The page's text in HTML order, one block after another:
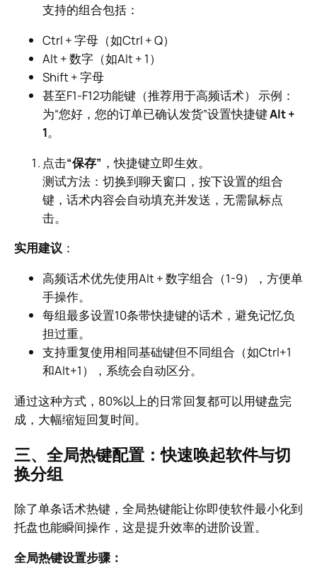
支持的组合包括：
Ctrl + 字母（如Ctrl + Q）
Alt + 数字（如Alt + 1）
Shift + 字母
甚至F1-F12功能键（推荐用于高频话术） 示例：
为“您好，您的订单已确认发货”设置快捷键Alt +
1。
点击“保存” ，快捷键立即生效。
测试方法：切换到聊天窗口，按下设置的组合
键，话术内容会自动填充并发送，无需鼠标点
击。
实用建议 ：
高频话术优先使用Alt + 数字组合（1-9），方便单
手操作。
每组最多设置10条带快捷键的话术，避免记忆负
担过重。
支持重复使用相同基础键但不同组合（如Ctrl+1
和Alt+1），系统会自动区分。
通过这种方式，80%以上的日常回复都可以用键盘完
成，大幅缩短回复时间。
三、全局热键配置：快速唤起软件与切
换分组
除了单条话术热键，全局热键能让你即使软件最小化到
托盘也能瞬间操作，这是提升效率的进阶设置。
全局热键设置步骤：